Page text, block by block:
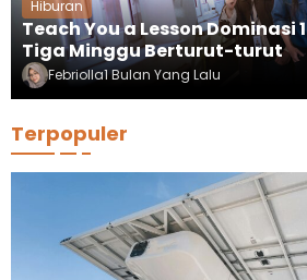
Hiburan
Teach You a Lesson Dominasi
Tiga Minggu Berturut-turut
Febriolla1 Bulan Yang Lalu
Terpopuler